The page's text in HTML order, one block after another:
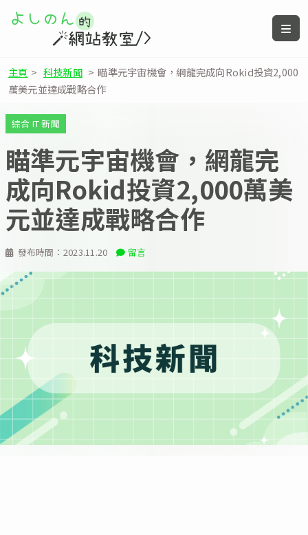
主頁 > 科技新聞 > 瞄準元宇宙機會，網龍完成向Rokid投資2,000
萬美元並達成戰略合作
發布時間： 2023.11.20 留言
綜合 IT 新聞
瞄準元宇宙機會，網龍完
成向Rokid投資2,000萬美
元並達成戰略合作